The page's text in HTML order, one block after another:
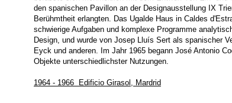
den spanischen Pavillon an der Designausstellung IX
Berühmtheit erlangten. Das Ugalde Haus in Caldes
schwierige Aufgaben und komplexe Programme
Design, und wurde von Josep Lluís Sert als spanischer
Eyck und anderen. Im Jahr 1965 begann José Antonio
Objekte unterschiedlichster Nutzungen.
1964 - 1966 Edificio Girasol, Mardrid